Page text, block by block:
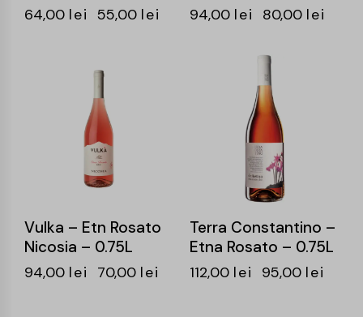
64,00 lei 55,00 lei 94,00 lei 80,00 lei
Vulka – Etn Rosato
Nicosia – 0.75L
94,00 lei 70,00 lei
Terra Constantino –
Etna Rosato – 0.75L
112,00 lei 95,00 lei